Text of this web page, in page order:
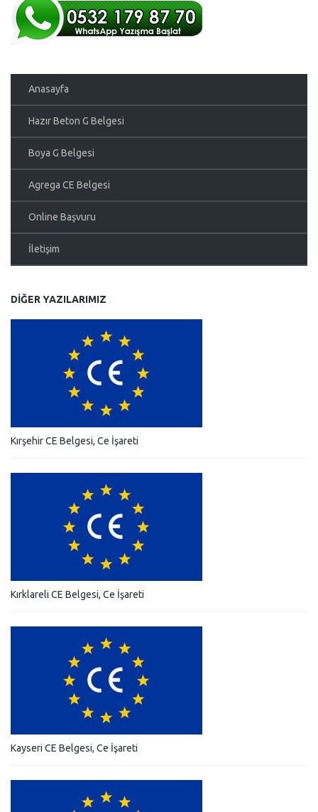
Anasayfa
Hazır Beton G Belgesi
Boya G Belgesi
Agrega CE Belgesi
Online Başvuru
İletişim
DIĞER YAZILARIMIZ
Kırşehir CE Belgesi, Ce İşareti
Kırklareli CE Belgesi, Ce İşareti
Kayseri CE Belgesi, Ce İşareti